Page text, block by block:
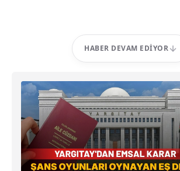
HABER DEVAM EDIYOR